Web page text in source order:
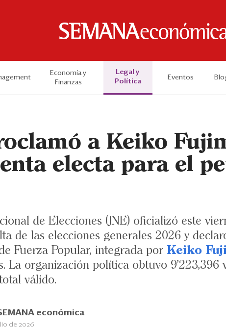
Economía y
Finanzas
Legal y
Política
Eventos
a Keiko
electa para el
de Elecciones (JNE) oficializó este
de las elecciones generales 2026 y
Fuerza Popular, integrada por Keiko
La organización política obtuvo 9’223,396
válido.
económica
de 2026